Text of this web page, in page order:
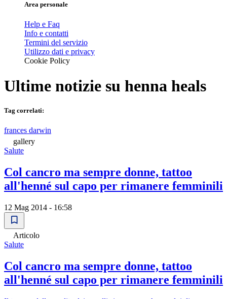
Area personale
Help e Faq
Info e contatti
Termini del servizio
Utilizzo dati e privacy
Cookie Policy
Ultime notizie su henna heals
Tag correlati:
frances darwin
gallery
Salute
Col cancro ma sempre donne, tattoo
all'henné sul capo per rimanere femminili
12 Mag 2014 - 16:58
Articolo
Salute
Col cancro ma sempre donne, tattoo
all'henné sul capo per rimanere femminili